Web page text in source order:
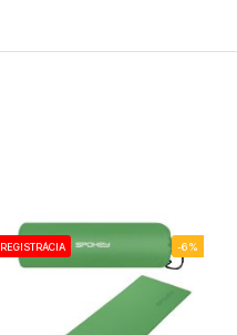
REGISTRÁCIA -6%